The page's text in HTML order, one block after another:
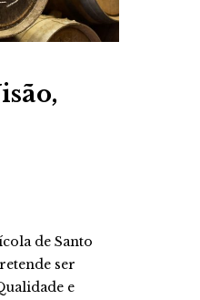
de Santo
ser
e